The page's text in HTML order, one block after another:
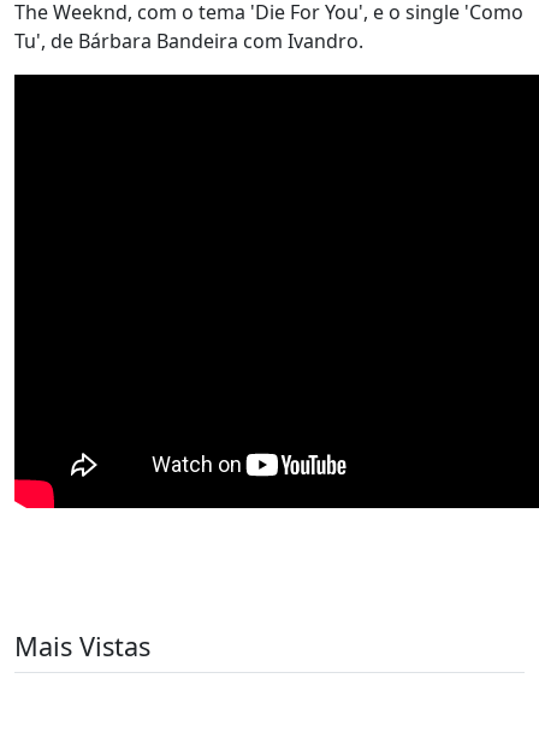
The Weeknd, com o tema 'Die For You', e o single 'Como
Tu', de Bárbara Bandeira com Ivandro.
Mais Vistas